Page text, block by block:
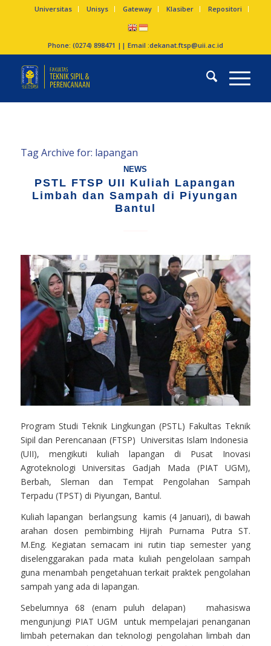
Universitas Unisys Gateway Klasiber Repositori
Phone: (0274) 898471 || Email :dekanat.ftsp@uii.ac.id
Tag Archive for: lapangan
NEWS
PSTL FTSP UII Kuliah Lapangan
Limbah dan Sampah di Piyungan
Bantul
Program Studi Teknik Lingkungan (PSTL) Fakultas Teknik
Sipil dan Perencanaan (FTSP) Universitas Islam Indonesia
(UII), mengikuti kuliah lapangan di Pusat Inovasi
Agroteknologi Universitas Gadjah Mada (PIAT UGM),
Berbah, Sleman dan Tempat Pengolahan Sampah
Terpadu (TPST) di Piyungan, Bantul.
Kuliah lapangan berlangsung kamis (4 Januari), di bawah
arahan dosen pembimbing Hijrah Purnama Putra ST.
M.Eng. Kegiatan semacam ini rutin tiap semester yang
diselenggarakan pada mata kuliah pengelolaan sampah
guna menambah pengetahuan terkait praktek pengolahan
sampah yang ada di lapangan.
Sebelumnya 68 (enam puluh delapan) mahasiswa
mengunjungi PIAT UGM untuk mempelajari penanganan
limbah peternakan dan teknologi pengolahan limbah dan